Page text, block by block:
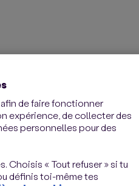
de faire fonctionner
expérience, de collecter des
personnelles pour des
Choisis « Tout refuser » si tu
définis toi-même tes